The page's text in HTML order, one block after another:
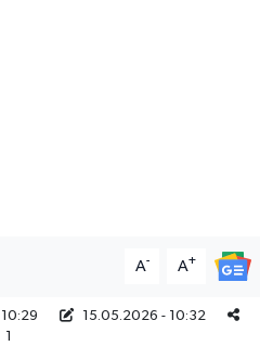
A- A+
15.05.2026 - 10:32
1